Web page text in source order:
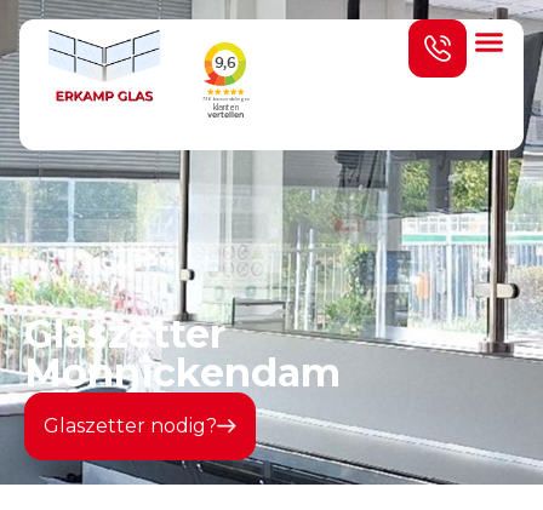
Glaszetter
Monnickendam
Glaszetter nodig?